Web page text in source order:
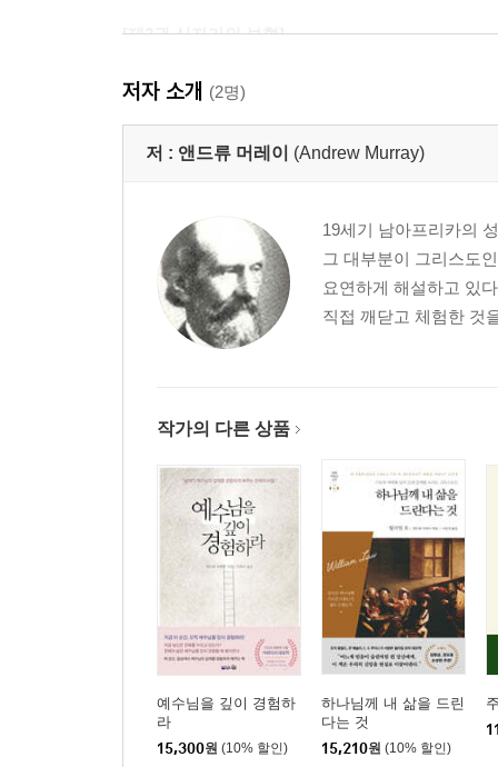
[제2권 십자가의 보혈]
제1장 성령과 피 167
제2장 피로 값 주고 산 무리들: 보혈과 선교의 관계
제3장 십자가의 피 198
제6장 어린 양의 피 248
제7장 “내가 피를 볼 때에” 261
제8장 “피로 사서 하나님께 드리시고” 275
제9장 피 뿌림과 삼위일체 하나님 289
제10장 그의 피로 씻으심 303
저자 소개 (2명)
저 : 앤드류 머레이 (Andrew Murray)
19세기 남아프리카의
그 대부분이 그리스도
요연하게 해설하고 있
직접 깨닫고 체험한 것
작가의 다른 상품
예수님을 깊이 경험하
라
15,300원 (10% 할인)
하나님께 내 삶을 드린
다는 것
15,210원 (10% 할인)